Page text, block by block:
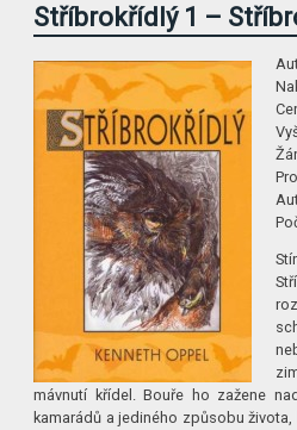
Stříbrokřídlý 1 –
mávnutí křídel. Bouře ho zažene
kamarádů a jediného způsobu